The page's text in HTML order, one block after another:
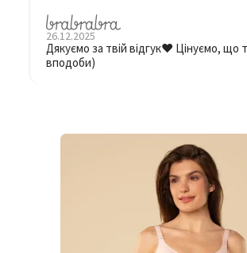
26.12.2025
Дякуємо за твій відгук❤️ Цінуємо, що
вподоби)